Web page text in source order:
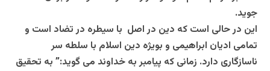
جوید.
این در حالی است که دین در اصل با سیطره در تضاد است و
تمامی ادیان ابراهیمی و بویژه دین اسلام با سلطه سر
ناسازگاری دارد. زمانی که پیامبر به خداوند می گوید:” به تحقیق